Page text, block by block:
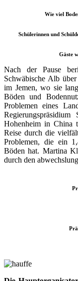
Wie viel
Schülerinnen und
Gäste
Nach der Pause
Schwäbische Alb
im Jemen, wo sie
Böden und
Problemen eines
Hohenheim in China
Reise durch die
Problemen, die ein
Böden hat. Martina
durch den